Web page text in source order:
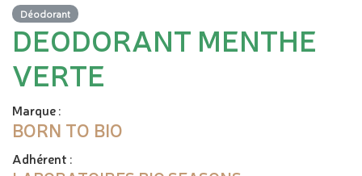
Déodorant
DEODORANT MENTHE
VERTE
Marque:
BORN TO BIO
Adhérent :